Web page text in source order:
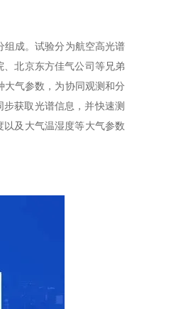
组成。试验分为航空高光谱
北京东方佳气公司等兄弟
气参数，为协同观测和分
获取光谱信息，并快速测
及大气温湿度等大气参数